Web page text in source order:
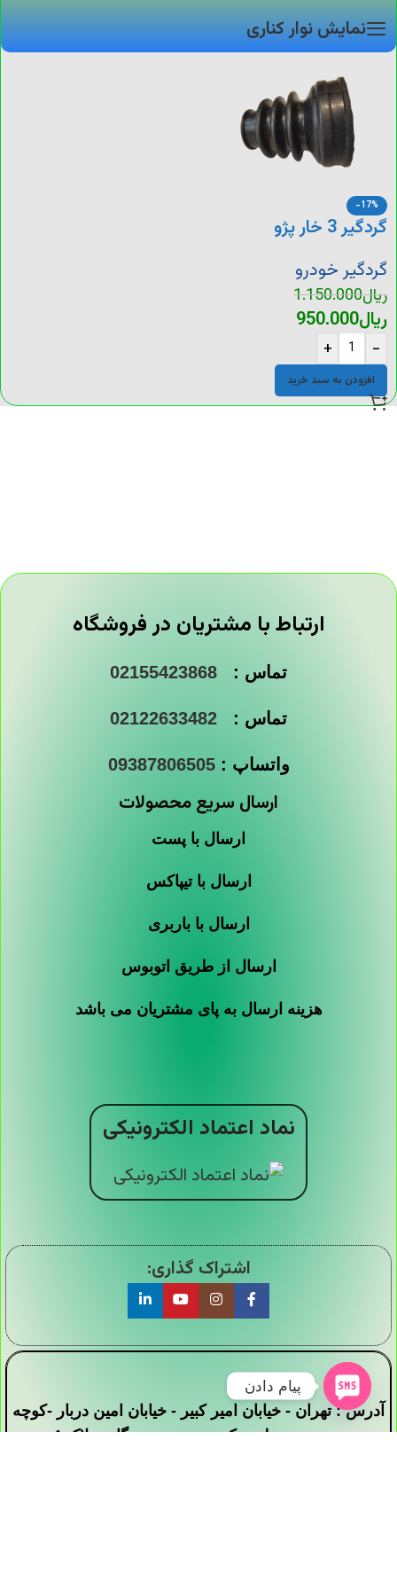
نمایش نوار کناری
-17%
گردگیر 3 خار پژو
گردگیر خودرو
ریال1.150.000
ریال950.000
-
+
افزودن به سبد خرید
ارتباط با مشتریان در فروشگاه
تماس : 02155423868
تماس : 02122633482
واتساپ :09387806505
ارسال سریع محصولات
ارسال با پست
ارسال با تیپاکس
ارسال با باربری
ارسال از طریق اتوبوس
هزینه ارسال به پای مشتریان می باشد
نماد اعتماد الکترونیکی
اشتراک گذاری:
آدرس : تهران - خیابان امیر کبیر - خیابان امین دربار -کوچه
سید محمد علی - کوچه بیست دستگاه - پلاک 4
پیام دادن